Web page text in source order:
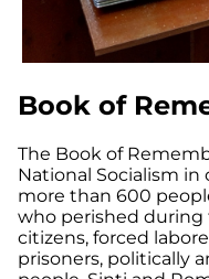
Book of
The Book of
National Socialism
more than 600
who perished during
citizens, forced
prisoners, politically